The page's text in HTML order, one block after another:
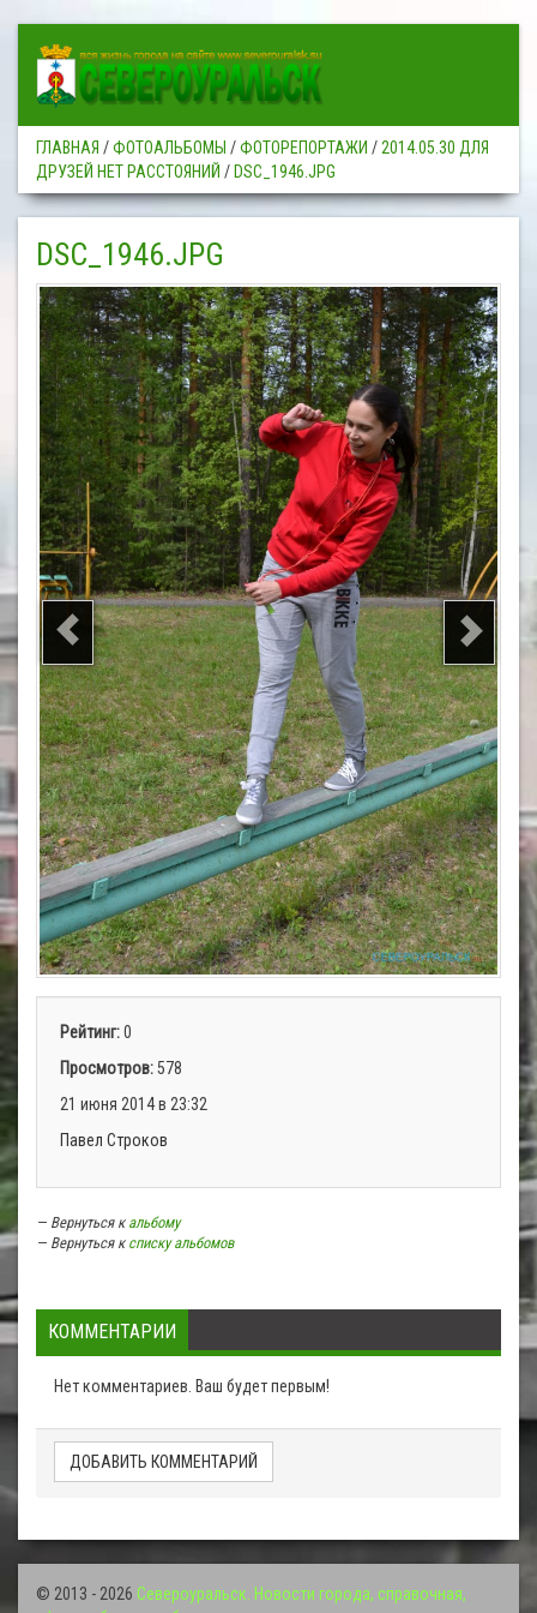
ГЛАВНАЯ /ФОТОАЛЬБОМЫ /ФОТОРЕПОРТАЖИ /2014.05.30 ДЛЯ
ДРУЗЕЙ НЕТ РАССТОЯНИЙ / DSC_1946.JPG
DSC_1946.JPG
Рейтинг:0
Просмотров:578
21 июня 2014 в 23:32
Павел Строков
— Вернуться к альбому
— Вернуться к списку альбомов
КОММЕНТАРИИ
Нет комментариев. Ваш будет первым!
ДОБАВИТЬ КОММЕНТАРИЙ
© 2013 - 2026 Североуральск. Новости города, справочная,